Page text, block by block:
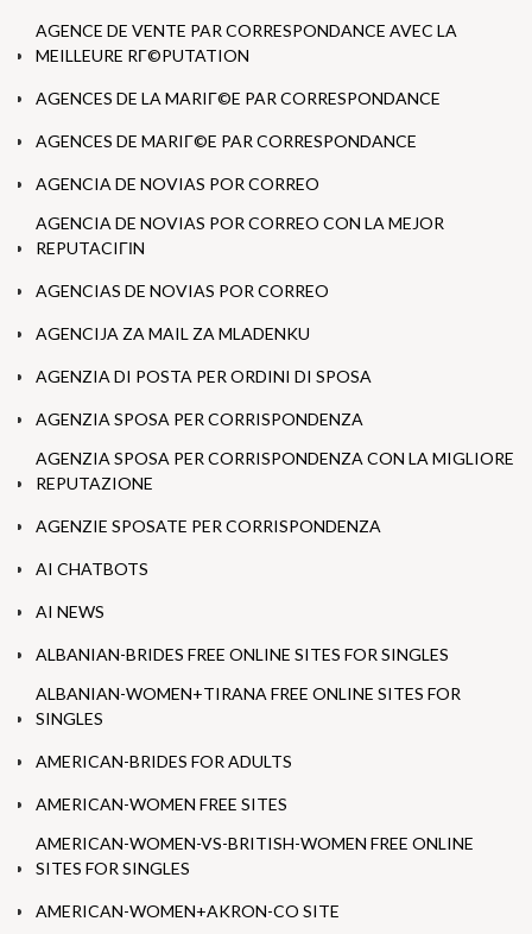
AGENCE DE VENTE PAR CORRESPONDANCE AVEC LA
MEILLEURE RГ©PUTATION
AGENCES DE LA MARIГ©E PAR CORRESPONDANCE
AGENCES DE MARIГ©E PAR CORRESPONDANCE
AGENCIA DE NOVIAS POR CORREO
AGENCIA DE NOVIAS POR CORREO CON LA MEJOR
REPUTACIГІN
AGENCIAS DE NOVIAS POR CORREO
AGENCIJA ZA MAIL ZA MLADENKU
AGENZIA DI POSTA PER ORDINI DI SPOSA
AGENZIA SPOSA PER CORRISPONDENZA
AGENZIA SPOSA PER CORRISPONDENZA CON LA MIGLIORE
REPUTAZIONE
AGENZIE SPOSATE PER CORRISPONDENZA
AI CHATBOTS
AI NEWS
ALBANIAN-BRIDES FREE ONLINE SITES FOR SINGLES
ALBANIAN-WOMEN+TIRANA FREE ONLINE SITES FOR
SINGLES
AMERICAN-BRIDES FOR ADULTS
AMERICAN-WOMEN FREE SITES
AMERICAN-WOMEN-VS-BRITISH-WOMEN FREE ONLINE
SITES FOR SINGLES
AMERICAN-WOMEN+AKRON-CO SITE